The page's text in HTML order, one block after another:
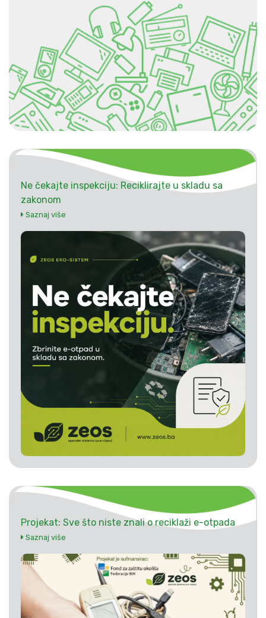
Ne čekajte inspekciju: Reciklirajte u skladu sa
zakonom
Saznaj više
Projekat: Sve što niste znali o reciklaži e-otpada
Saznaj više